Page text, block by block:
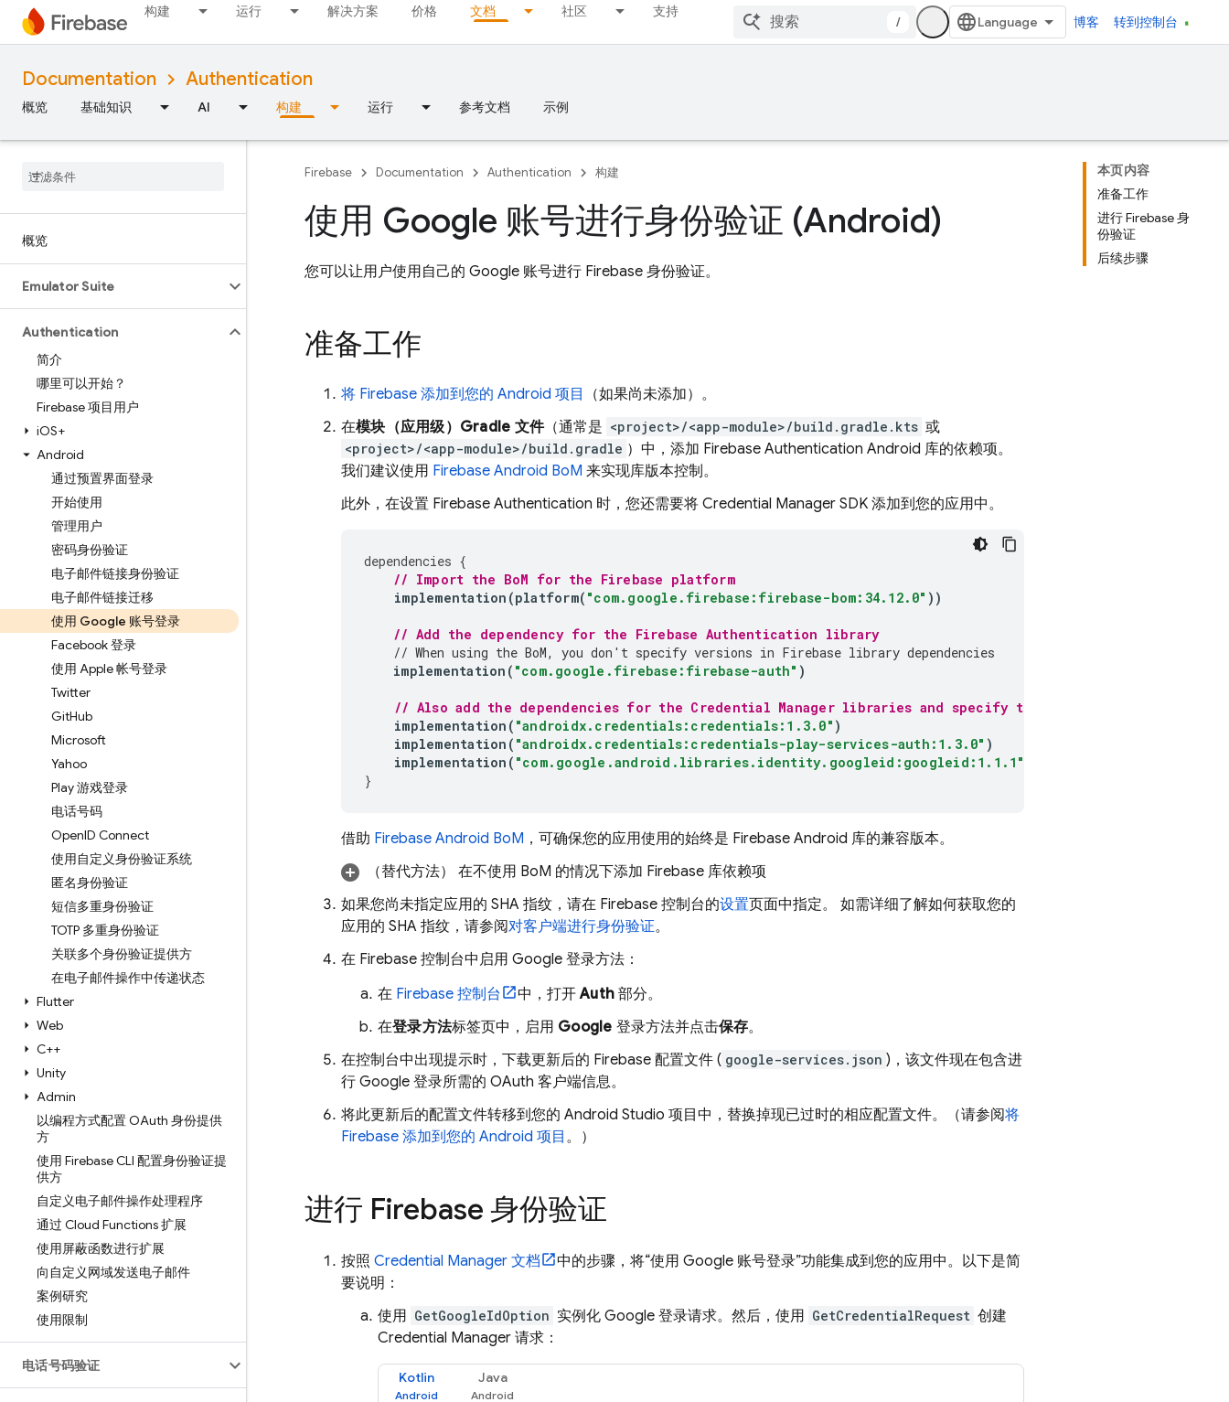
构建 运行 解决方案 价格 文档 社区 支持
/ 博客 转到控制台
Documentation Authentication
概览 基础知识 AI 构建 运行 参考文档 示例
概览
Emulator Suite
Authentication
简介
哪里可以开始？
Firebase 项目用户
iOS+
Android
通过预置界面登录
开始使用
管理用户
密码身份验证
电子邮件链接身份验证
电子邮件链接迁移
使用 Google 账号登录
Facebook 登录
使用 Apple 帐号登录
Twitter
GitHub
Microsoft
Yahoo
Play 游戏登录
电话号码
OpenID Connect
使用自定义身份验证系统
匿名身份验证
短信多重身份验证
TOTP 多重身份验证
关联多个身份验证提供方
在电子邮件操作中传递状态
Flutter
Web
C++
Unity
Admin
以编程方式配置 OAuth 身份提供
方
使用 Firebase CLI 配置身份验证提
供方
自定义电子邮件操作处理程序
通过 Cloud Functions 扩展
使用屏蔽函数进行扩展
向自定义网域发送电子邮件
案例研究
使用限制
电话号码验证
本页内容
准备工作
进行 Firebase 身
份验证
后续步骤
Firebase Documentation Authentication 构建
使用 Google 账号进行身份验证 (Android)
您可以让用户使用自己的 Google 账号进行 Firebase 身份验证。
准备工作
将 Firebase 添加到您的 Android 项目
（如果尚未添加）。
在模块（应用级）Gradle 文件（通常是 <project>/<app-module>/build.gradle.kts 或
<project>/<app-module>/build.gradle ）中，添加 Firebase Authentication Android 库的依赖项。
我们建议使用 Firebase Android BoM 来实现库版本控制。
此外，在设置 Firebase Authentication 时，您还需要将 Credential Manager SDK 添加到您的应用中。
dependencies {
// Import the BoM for the Firebase platform
implementation (platform( "com.google.firebase:firebase-bom:34.12.0" ))
// Add the dependency for the Firebase Authentication library
// When using the BoM, you don't specify versions in Firebase library dependencies
implementation ( "com.google.firebase:firebase-auth" )
// Also add the dependencies for the Credential Manager libraries and specify their versions
implementation ( "androidx.credentials:credentials:1.3.0" )
implementation ( "androidx.credentials:credentials-play-services-auth:1.3.0" )
implementation ( "com.google.android.libraries.identity.googleid:googleid:1.1.1"
}
借助 Firebase Android BoM ，可确保您的应用使用的始终是 Firebase Android 库的兼容版本。
（替代方法）
在不使用 BoM 的情况下添加 Firebase 库依赖项
如果您尚未指定应用的 SHA 指纹，请在 Firebase 控制台的设置页面中指定。 如需详细了解如何获取您的
应用的 SHA 指纹，请参阅对客户端进行身份验证。
在 Firebase 控制台中启用 Google 登录方法：
在 Firebase 控制台 中，打开Auth 部分。
在登录方法标签页中，启用 Google 登录方法并点击保存。
在控制台中出现提示时，下载更新后的 Firebase 配置文件 ( google-services.json )，该文件现在包含进
行 Google 登录所需的 OAuth 客户端信息。
将此更新后的配置文件转移到您的 Android Studio 项目中，替换掉现已过时的相应配置文件。
（请参阅将
Firebase 添加到您的 Android 项目 。）
进行 Firebase 身份验证
按照 Credential Manager 文档
中的步骤，将“使用 Google 账号登录”功能集成到您的应用中。以下是简
要说明：
使用 GetGoogleIdOption 实例化 Google 登录请求。然后，使用 GetCredentialRequest 创建
Credential Manager 请求：
Kotlin Java